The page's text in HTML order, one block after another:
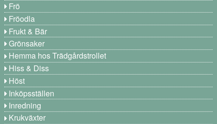
Frö
Fröodla
Frukt & Bär
Grönsaker
Hemma hos Trädgårdstrollet
Hiss & Diss
Höst
Inköpsställen
Inredning
Krukväxter